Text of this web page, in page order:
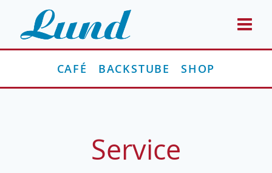
Inhalt
springen
CAFÉ BACKSTUBE SHOP
Service